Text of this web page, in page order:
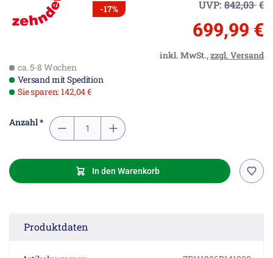
-17% UVP: 842,03€
699,99 €
inkl. MwSt.,zzgl. Versand
ca. 5-8 Wochen
Versand mit Spedition
Sie sparen: 142,04 €
Anzahl *
In den Warenkorb
Produktdaten